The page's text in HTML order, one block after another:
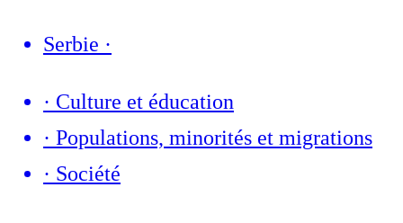
Serbie ·
· Culture et éducation
· Populations, minorités et migrations
· Société